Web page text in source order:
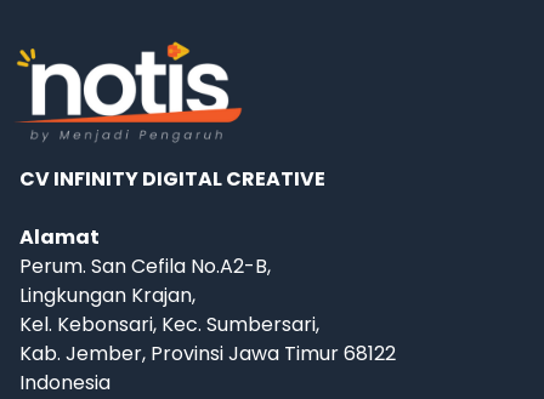
CV INFINITY DIGITAL CREATIVE
Alamat
Perum. San Cefila No.A2-B,
Lingkungan Krajan,
Kel. Kebonsari, Kec. Sumbersari,
Kab. Jember, Provinsi Jawa Timur 68122
Indonesia